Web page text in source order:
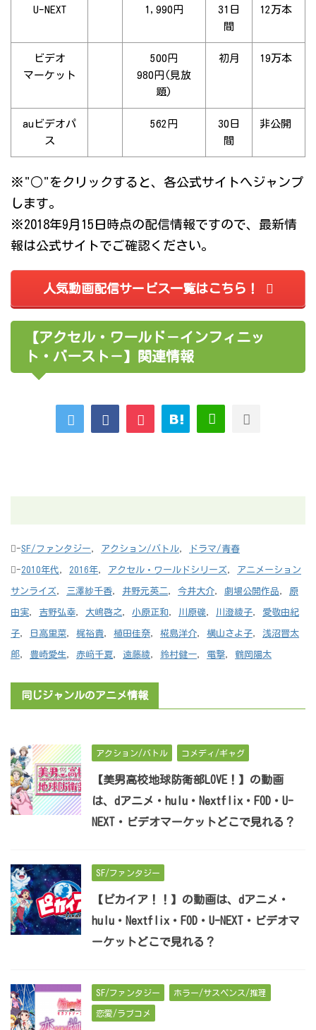
U-NEXT 1,990円
31日
間
12万本
ビデオ
マーケット
500円
980円(見放
題)
初月 19万本
auビデオパ
ス
562円
30日
間
非公開
※"○"をクリックすると、各公式サイトへジャンプ
します。
※2018年9月15日時点の配信情報ですので、最新情
報は公式サイトでご確認ください。
人気動画配信サービス一覧はこちら！
【アクセル・ワールド－インフィニッ
ト・バースト－】関連情報
-SF/ファンタジー, アクション/バトル, ドラマ/青春
-2010年代, 2016年, アクセル・ワールドシリーズ, アニメーション
サンライズ, 三澤紗千香, 井野元英二, 今井大介, 劇場公開作品, 原
由実, 吉野弘幸, 大嶋啓之, 小原正和 , 川原礫, 川澄綾子, 愛敬由紀
子, 日高里菜, 梶裕貴, 植田佳奈, 椛島洋介, 横山さよ子, 浅沼晋太
郎, 豊崎愛生, 赤﨑千夏, 遠藤綾, 鈴村健一, 電撃, 鶴岡陽太
同じジャンルのアニメ情報
アクション/バトル コメディ/ギャグ
【美男高校地球防衛部LOVE！】の動画
は、dアニメ・hulu・Nextflix・FOD・U-
NEXT・ビデオマーケットどこで見れる？
SF/ファンタジー
【ピカイア！！】の動画は、dアニメ・
hulu・Nextflix・FOD・U-NEXT・ビデオマ
ーケットどこで見れる？
SF/ファンタジー ホラー/サスペンス/推理
恋愛/ラブコメ